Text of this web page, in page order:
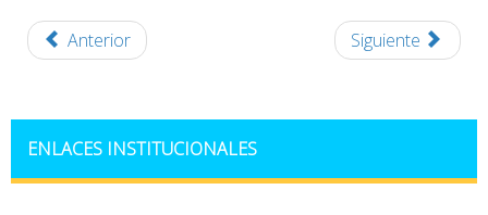
Anterior Siguiente
ENLACES INSTITUCIONALES